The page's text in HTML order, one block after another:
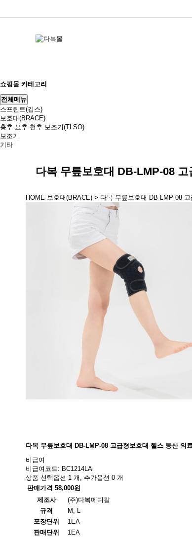
쇼핑몰 카테고리
전체메뉴
스프린트(깁스)
보호대(BRACE)
흉추 요추 천추 보조기(TLSO)
보조기
기타
다복 무릎보호대 DB-LMP-08
HOME 보호대(BRACE) > 다복 무릎보호대 DB-LMP-08
다복 무릎보호대 DB-LMP-08 고급형보호대 헬스 등산 의
비급여
비급여코드: BC1214LA
상품 선택옵션 1 개, 추가옵션 0 개
판매가격 58,000원
제조사
(주)다복메디칼
규격
M, L
포장단위
1EA
판매단위
1EA